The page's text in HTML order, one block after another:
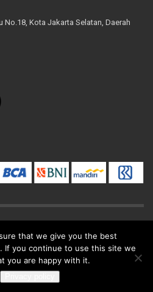
No.18, Kota Jakarta Selatan, Daerah
LEGAL
rights reserved.
that we give you the best
If you continue to use this site we
you are happy with it.